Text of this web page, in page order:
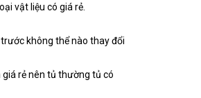
vật liệu có giá rẻ.
không thể nào thay đổi
rẻ nên tủ thường tủ có